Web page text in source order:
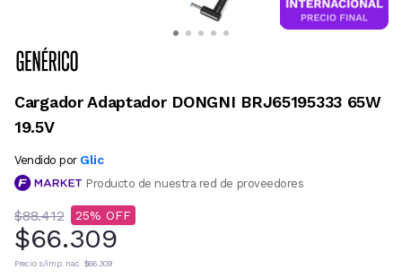
Cargador Adaptador DONGNI BRJ65195333 65W
19.5V
Vendido por Glic
Producto de nuestra red de proveedores
$88.412 25
$66.309
Precio s/imp. nac. $66.309